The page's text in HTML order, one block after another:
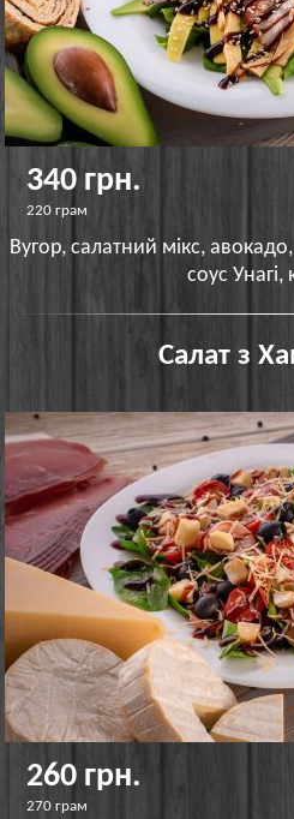
340 грн.
220 грам
Вугор, салатний мікс,
соус Унагі,
Салат з
260 грн.
270 грам